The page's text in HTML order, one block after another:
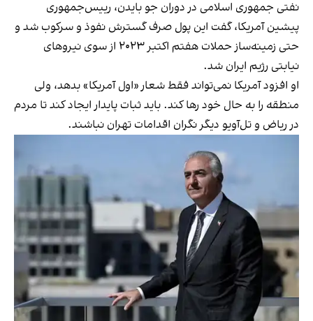
نفتی جمهوری اسلامی در دوران جو بایدن، رییس‌جمهوری
پیشین آمریکا، گفت این پول صرف گسترش نفوذ و سرکوب شد و
حتی زمینه‌ساز حملات هفتم اکتبر ۲۰۲۳ از سوی نیروهای
نیابتی رژیم ایران شد.
او افزود آمریکا نمی‌تواند فقط شعار «اول آمریکا» بدهد، ولی
منطقه را به حال خود رها کند. باید ثبات پایدار ایجاد کند تا مردم
در ریاض و تل‌آویو دیگر نگران اقدامات تهران نباشند.